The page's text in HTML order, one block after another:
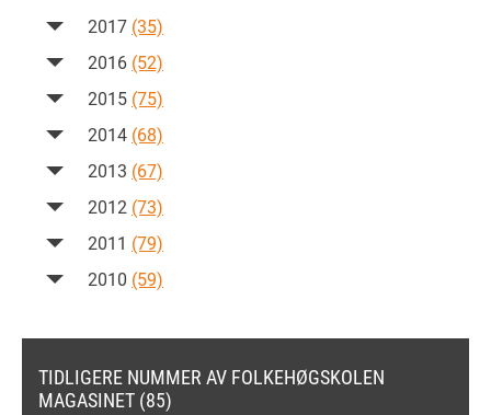
2017 (35)
2016 (52)
2015 (75)
2014 (68)
2013 (67)
2012 (73)
2011 (79)
2010 (59)
TIDLIGERE NUMMER AV FOLKEHØGSKOLEN
MAGASINET (85)